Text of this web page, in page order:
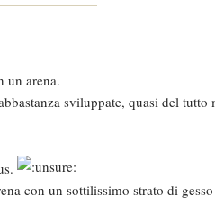
un arena.
sviluppate, quasi del tutto
con un sottilissimo strato di